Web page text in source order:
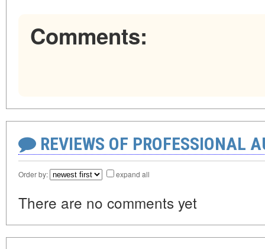
Comments:
REVIEWS OF PROFESSIONAL
Order by: expand all
There are no comments yet